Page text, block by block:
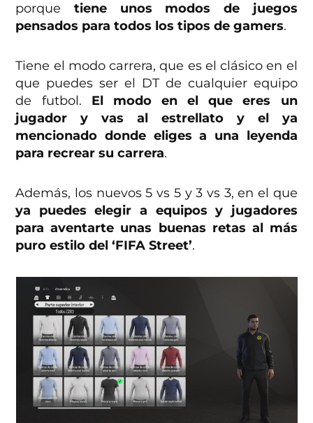
porquetiene unos modos de juegos
pensados para todos los tipos de gamers.
Tiene el modo carrera, que es el clásico en el
que puedes ser el DT de cualquier equipo
de futbol. El modo en el que eres un
jugador y vas al estrellato y el ya
mencionado donde eliges a una leyenda
para recrear su carrera.
Además, los nuevos 5 vs 5 y 3 vs 3, en el que
ya puedes elegir a equipos y jugadores
para aventarte unas buenas retas al más
puro estilo del ‘FIFA Street’.